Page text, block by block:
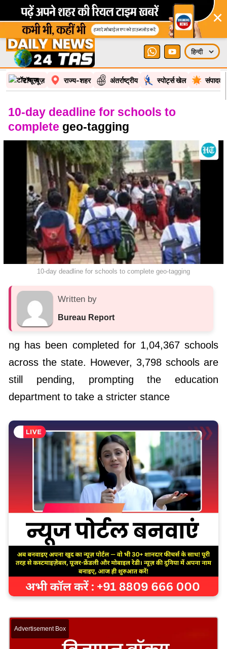
×
टॉप न्यूज़ राज्य-शहर अंतर्राष्ट्रीय स्पोर्ट्स खेल
10-day deadline for schools to
complete geo-tagging
10-day deadline for schools to complete geo-tagging
Written by
Bureau Report
ng has been completed for 1,04,367 schools
across the state. However, 3,798 schools are
still pending, prompting the education
department to take a stricter stance
Advertisement Box